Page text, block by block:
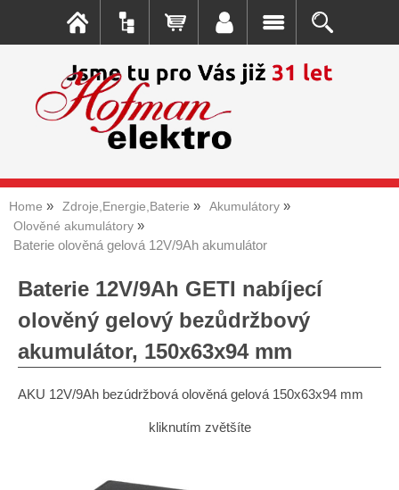
Home Zdroje,Energie,Baterie
Akumulátory
Olověné akumulátory
Baterie olověná gelová 12V/9Ah akumulátor
Baterie 12V/9Ah GETI nabíjecí
olověný gelový bezůdržbový
akumulátor, 150x63x94 mm
AKU 12V/9Ah bezúdržbová olověná gelová 150x63x94 mm
kliknutím zvětšíte